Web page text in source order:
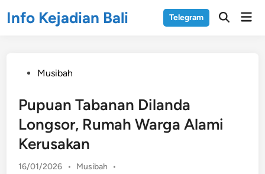
toInfo Kejadian Bali Telegram
Open
PostedMusibah
Pupuan Tabanan Dilanda
Longsor, Rumah Warga Alami
Kerusakan
16/01/2026 •
Posted
Musibah
•